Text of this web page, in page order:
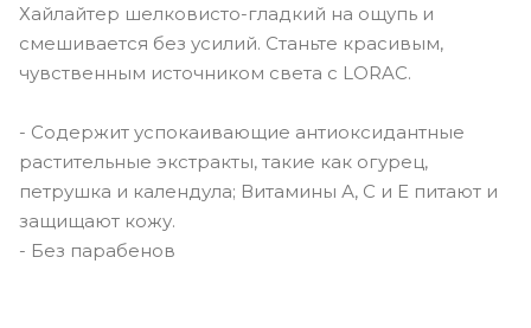
Хайлайтер шелковисто-гладкий на ощупь и
смешивается без усилий. Станьте красивым,
чувственным источником света с LORAC.
- Содержит успокаивающие антиоксидантные
растительные экстракты, такие как огурец,
петрушка и календула; Витамины А, С и Е питают и
защищают кожу.
- Без парабенов